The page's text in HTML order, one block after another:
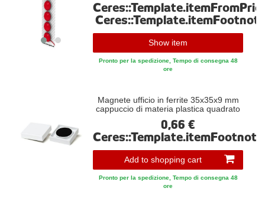
Ceres::Template.itemFootnote
Show item
Pronto per la spedizione, Tempo di consegna 48
ore
Magnete ufficio in ferrite 35x35x9 mm
cappuccio di materia plastica quadrato
0,66 €
Ceres::Template.itemFootnote
Add to shopping cart
Pronto per la spedizione, Tempo di consegna 48
ore